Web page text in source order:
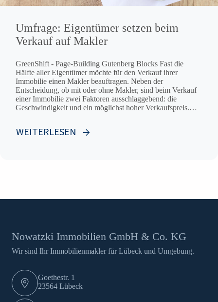
Umfrage: Eigentümer setzen beim
Verkauf auf Makler
GreenShift - Page-Building Gutenberg Blocks Fast die
Hälfte aller Eigentümer möchte für den Verkauf ihrer
Immobilie einen Makler beauftragen. Neben der
Entscheidung, ob mit oder ohne Makler, sind beim Verkauf
einer Immobilie zwei Faktoren ausschlaggebend: die
Geschwindigkeit und ein möglichst hoher Verkaufspreis.
WEITERLESEN
Nowatzki Immobilien GmbH & Co. KG
Wir sind Ihr Immobilienmakler für Lübeck und Umgebung.
Goethestr. 1
23564 Lübeck